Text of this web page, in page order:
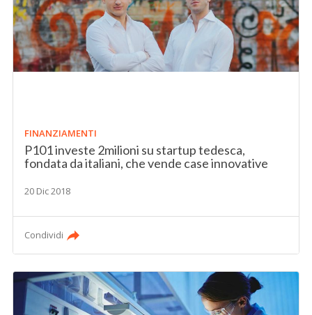
FINANZIAMENTI
P101 investe 2milioni su startup tedesca,
fondata da italiani, che vende case innovative
20 Dic 2018
Condividi